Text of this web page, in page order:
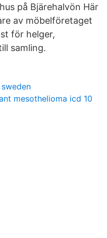
på Bjärehalvön Här
av möbelföretaget
för helger,
samling.
mesothelioma icd 10